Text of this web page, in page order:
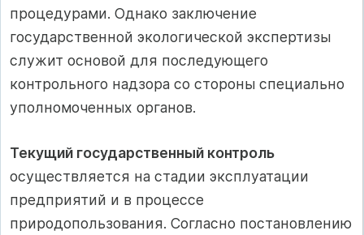
процедурами. Однако заключение
государственной экологической экспертизы
служит основой для последующего
контрольного надзора со стороны специально
уполномоченных органов.
Текущий государственный контроль
осуществляется на стадии эксплуатации
предприятий и в процессе
природопользования. Согласно постановлению